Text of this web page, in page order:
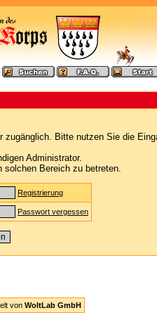
Bitte nutzen Sie die
Administrator.
solchen Bereich zu betreten.
Registrierung
Passwort vergessen
von WoltLab GmbH